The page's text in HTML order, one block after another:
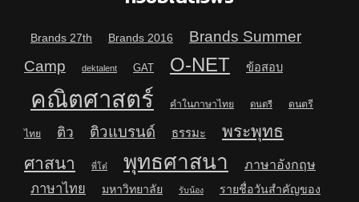
Brands 27th Brands 2016
Brands Summer
Camp
dektalent GAT O-NET ข้อสอบ
คณิตศาสตร์ คำในภาษาไทย ดนตรี ดนตรี
ไทย ติว ติวแบรนด์ ธรรมะ
พระพุทธ
ศาสนา
พี่โต๋ พุทธศาสนา ภาษาอังกฤษ
ภาษาไทย มหาวิทยาลัย รับน้อง
รายชื่อวันสำคัญของ